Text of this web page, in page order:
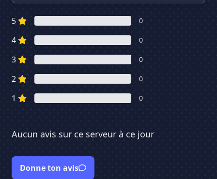
5 0
4 0
3 0
2 0
1 0
Aucun avis sur ce serveur à ce jour
Donne ton avis